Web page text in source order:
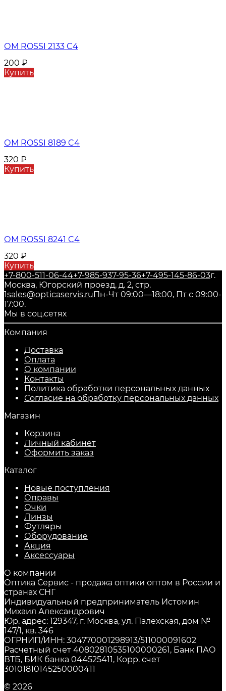
ОМ ROSSI 2133 C4
200 ₽
Купить
ОМ ROSSI 8189 C4
320 ₽
Купить
ОМ ROSSI 8241 C4
320 ₽
Купить
+7-800-511-06-44+7-985-937-95-36+7-495-145-86-03г.
Москва, Югорский проезд, д. 2, стр.
1sales@opticaservis.ruПн-Чт 09:00—18:00, Пт с 09:00-
17:00.
Мы в соц.сетях
Компания
Доставка
Оплата
О компании
Контакты
Политика обработки персональных данных
Согласие на обработку персональных данных
Магазин
Корзина
Личный кабинет
Оформить заказ
Каталог
Новые поступления
Оправы
Очки
Линзы
Футляры
Оборудование
Акция
Аксессуары
О компании
Оптика Сервис - продажа оптики оптом в России и
странах СНГ
Индивидуальный предприниматель Истомин
Михаил Александрович
Юр. адрес: 129347, г. Москва, ул. Палехская, дом №
147/1, кв. 346
ОГРНИП/ИНН: 304770001298913/511000091602
Расчетный счет 40802810535100000261, Банк ПАО
ВТБ, БИК банка 044525411, Корр. счет
30101810145250000411
© 2026